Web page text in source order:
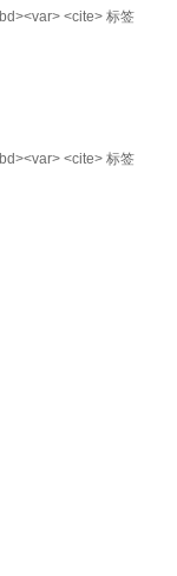
<cite> 标签
<cite> 标签